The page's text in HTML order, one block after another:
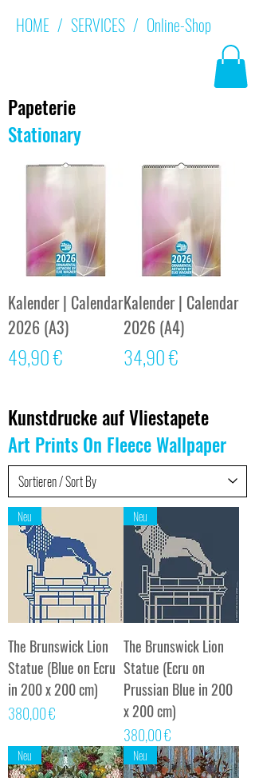
HOME / SERVICES / Online-Shop
Kalender | Calendar
2026 (A3)
Preis
49,90 €
Kalender | Calendar
2026 (A4)
Preis
34,90 €
Papeterie
Stationary
Kunstdrucke auf Vliestapete
Art Prints On Fleece Wallpaper
Neu
The Brunswick Lion
Statue (Blue on Ecru
in 200 x 200 cm)
Preis
380,00 €
Neu
The Brunswick Lion
Statue (Ecru on
Prussian Blue in 200
x 200 cm)
Preis
380,00 €
Neu Neu